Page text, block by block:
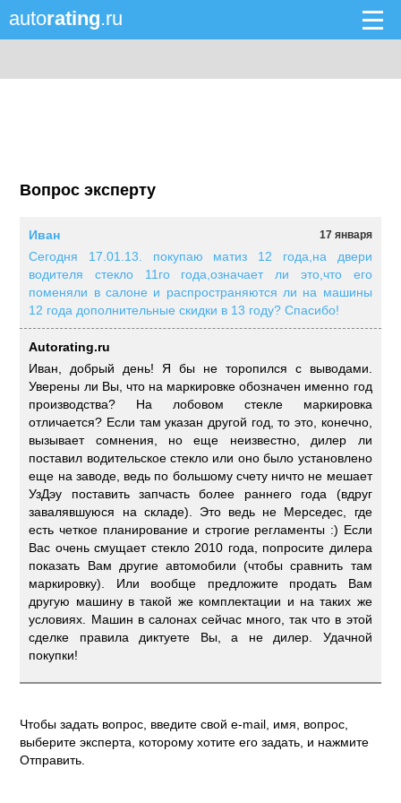
autorating.ru
Вопрос эксперту
17 января
Иван
Сегодня 17.01.13. покупаю матиз 12 года,на двери
водителя стекло 11го года,означает ли это,что его
поменяли в салоне и распространяются ли на машины
12 года дополнительные скидки в 13 году? Спасибо!
Autorating.ru
Иван, добрый день! Я бы не торопился с выводами.
Уверены ли Вы, что на маркировке обозначен именно год
производства? На лобовом стекле маркировка
отличается? Если там указан другой год, то это, конечно,
вызывает сомнения, но еще неизвестно, дилер ли
поставил водительское стекло или оно было установлено
еще на заводе, ведь по большому счету ничто не мешает
УзДэу поставить запчасть более раннего года (вдруг
завалявшуюся на складе). Это ведь не Мерседес, где
есть четкое планирование и строгие регламенты :) Если
Вас очень смущает стекло 2010 года, попросите дилера
показать Вам другие автомобили (чтобы сравнить там
маркировку). Или вообще предложите продать Вам
другую машину в такой же комплектации и на таких же
условиях. Машин в салонах сейчас много, так что в этой
сделке правила диктуете Вы, а не дилер. Удачной
покупки!
Чтобы задать вопрос, введите свой e-mail, имя, вопрос,
выберите эксперта, которому хотите его задать, и нажмите
Отправить.